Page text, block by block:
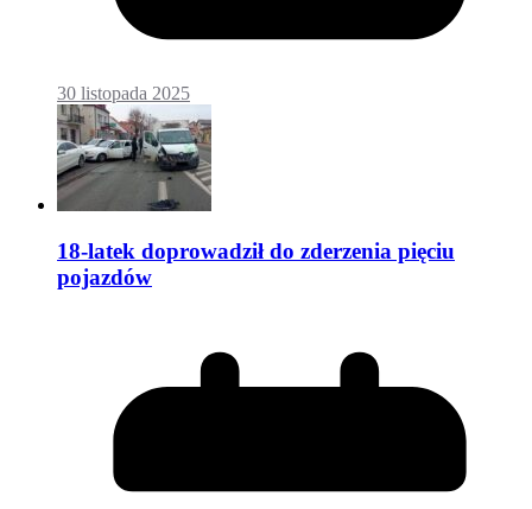
30 listopada 2025
18-latek doprowadził do zderzenia pięciu
pojazdów